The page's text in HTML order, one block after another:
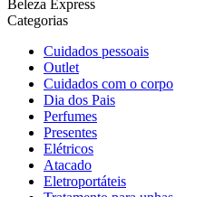
Beleza Express
Categorias
Cuidados pessoais
Outlet
Cuidados com o corpo
Dia dos Pais
Perfumes
Presentes
Elétricos
Atacado
Eletroportáteis